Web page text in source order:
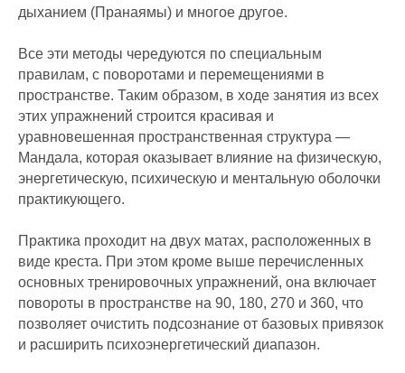
дыханием (Пранаямы) и многое другое.
Все эти методы чередуются по специальным
правилам, с поворотами и перемещениями в
пространстве. Таким образом, в ходе занятия из всех
этих упражнений строится красивая и
уравновешенная пространственная структура —
Мандала, которая оказывает влияние на физическую,
энергетическую, психическую и ментальную оболочки
практикующего.
Практика проходит на двух матах, расположенных в
виде креста. При этом кроме выше перечисленных
основных тренировочных упражнений, она включает
повороты в пространстве на 90, 180, 270 и 360, что
позволяет очистить подсознание от базовых привязок
и расширить психоэнергетический диапазон.